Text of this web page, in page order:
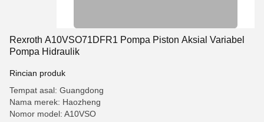
Rexroth A10VSO71DFR1 Pompa Piston Aksial Variabel
Pompa Hidraulik
Rincian produk
Tempat asal: Guangdong
Nama merek: Haozheng
Nomor model: A10VSO